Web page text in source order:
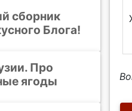
сборник
Блога!
Про
ягоды